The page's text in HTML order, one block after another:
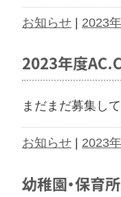
お知らせ | 2023
2023年度
まだまだ募集し
お知らせ 2023
幼稚園・保育